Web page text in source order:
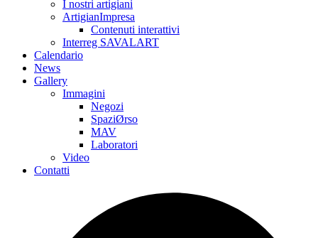
I nostri artigiani
ArtigianImpresa
Contenuti interattivi
Interreg SAVALART
Calendario
News
Gallery
Immagini
Negozi
SpaziØrso
MAV
Laboratori
Video
Contatti